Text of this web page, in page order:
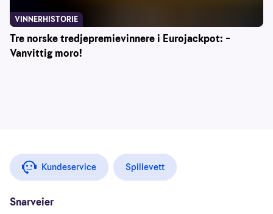
Tre norske tredjepremievinnere i Eurojackpot: –
Vanvittig moro!
VINNERHISTORIE
Kundeservice Spillevett
Snarveier